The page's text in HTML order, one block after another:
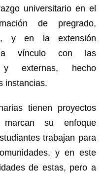
universitario en el
de pregrado,
y en la extensión
vínculo con las
y externas, hecho
instancias.
tienen proyectos
su enfoque
trabajan para
y en este
de estas, pero a